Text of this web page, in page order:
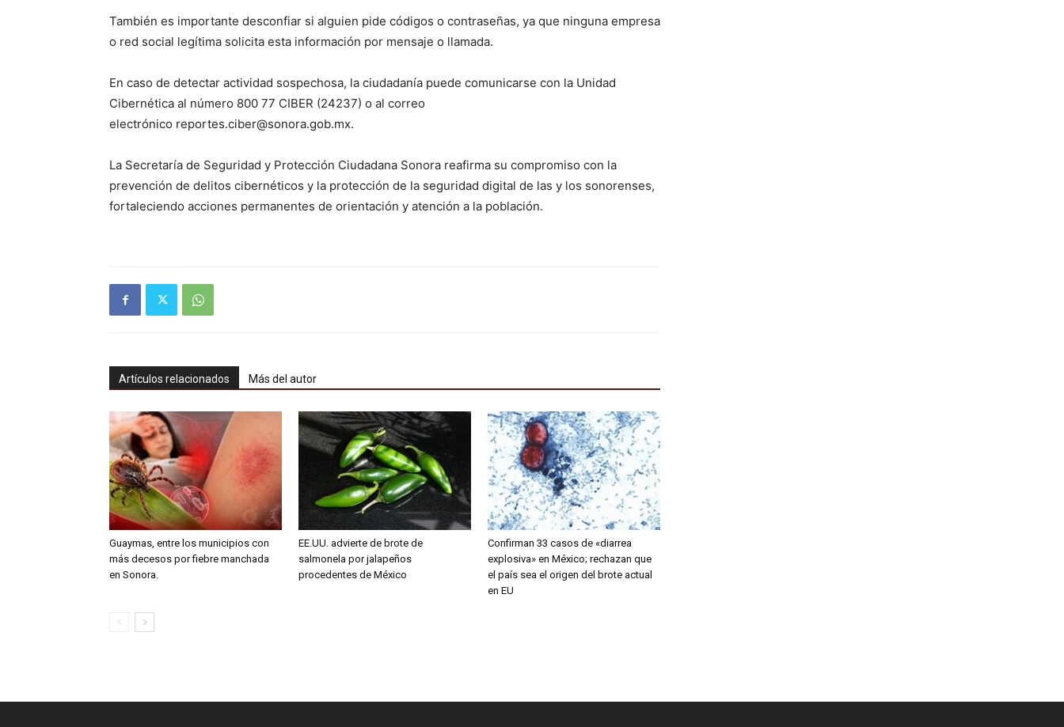
También es importante desconfiar si alguien pide códigos o contraseñas, ya que ninguna empresa
o red social legítima solicita esta información por mensaje o llamada.
En caso de detectar actividad sospechosa, la ciudadanía puede comunicarse con la Unidad
Cibernética al número 800 77 CIBER (24237) o al correo
electrónico reportes.ciber@sonora.gob.mx.
La Secretaría de Seguridad y Protección Ciudadana Sonora reafirma su compromiso con la
prevención de delitos cibernéticos y la protección de la seguridad digital de las y los sonorenses,
fortaleciendo acciones permanentes de orientación y atención a la población.
Artículos relacionados Más del autor
Guaymas, entre los municipios con
más decesos por fiebre manchada
en Sonora.
EE.UU. advierte de brote de
salmonela por jalapeños
procedentes de México
Confirman 33 casos de «diarrea
explosiva» en México; rechazan que
el país sea el origen del brote actual
en EU